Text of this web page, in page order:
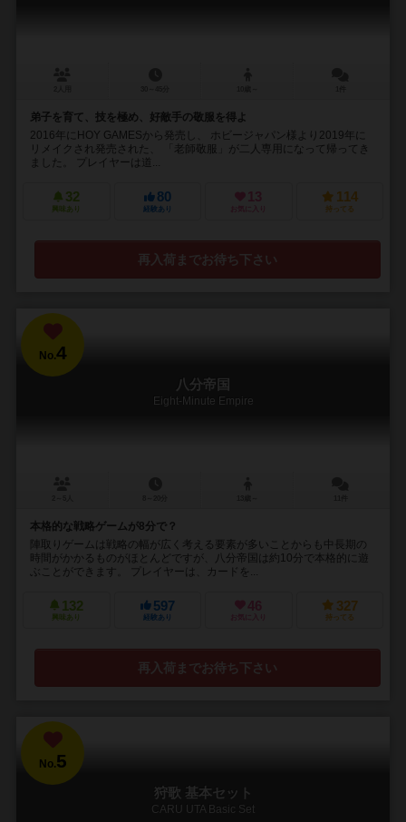
弟子を育て、技を極め、好敵手の敬服を得よ
2016年にHOY GAMESから発売し、 ホビージャパン様より2019年に
リメイクされ発売された、 「老師敬服」が二人専用になって帰ってき
ました。 プレイヤーは道...
32
興味あり
80
経験あり
13
お気に入り
114
持ってる
再入荷までお待ち下さい
No.4
八分帝国
Eight-Minute Empire
本格的な戦略ゲームが8分で？
陣取りゲームは戦略の幅が広く考える要素が多いことからも中長期の
時間がかかるものがほとんどですが、八分帝国は約10分で本格的に遊
ぶことができます。 プレイヤーは、カードを...
132
興味あり
597
経験あり
46
お気に入り
327
持ってる
再入荷までお待ち下さい
No.5
狩歌 基本セット
CARU UTA Basic Set